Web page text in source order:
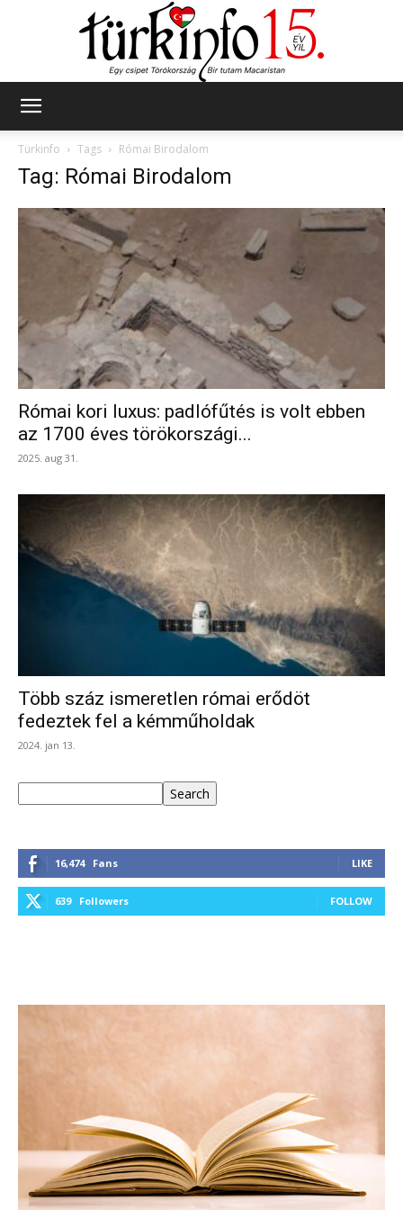
Türkinfo
Tags Római Birodalom
Tag: Római Birodalom
Római kori luxus: padlófűtés is volt ebben
az 1700 éves törökországi...
2025. aug 31.
Több száz ismeretlen római erődöt
fedeztek fel a kémműholdak
2024. jan 13.
Search
16,474 Fans LIKE
639 Followers FOLLOW